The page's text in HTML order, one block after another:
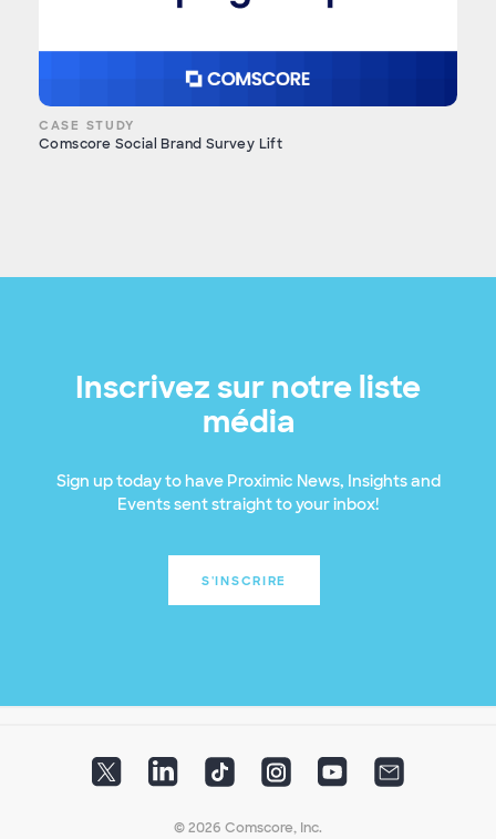
CASE STUDY
Comscore Social Brand Survey Lift
Inscrivez sur notre liste
média
Sign up today to have Proximic News, Insights and
Events sent straight to your inbox!
S'INSCRIRE
© 2026 Comscore, Inc.